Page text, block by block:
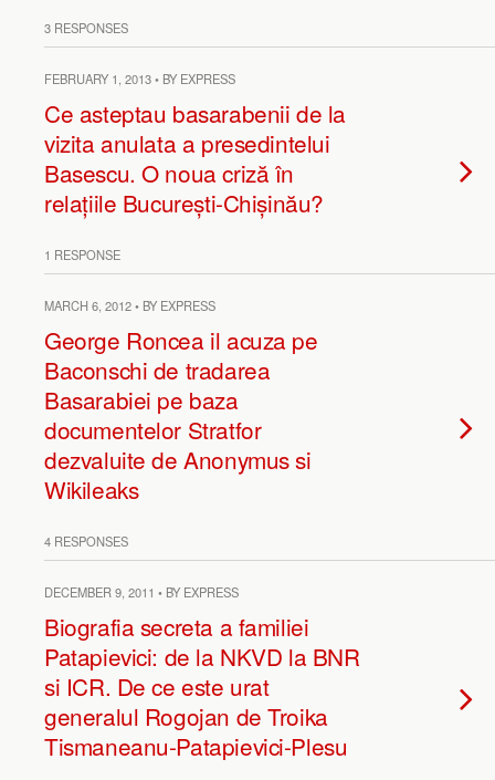
3 RESPONSES
FEBRUARY 1, 2013 • BY EXPRESS
Ce asteptau basarabenii de la
vizita anulata a presedintelui
Basescu. O noua criză în
relațiile București-Chișinău?
1 RESPONSE
MARCH 6, 2012 • BY EXPRESS
George Roncea il acuza pe
Baconschi de tradarea
Basarabiei pe baza
documentelor Stratfor
dezvaluite de Anonymus si
Wikileaks
4 RESPONSES
DECEMBER 9, 2011 • BY EXPRESS
Biografia secreta a familiei
Patapievici: de la NKVD la BNR
si ICR. De ce este urat
generalul Rogojan de Troika
Tismaneanu-Patapievici-Plesu